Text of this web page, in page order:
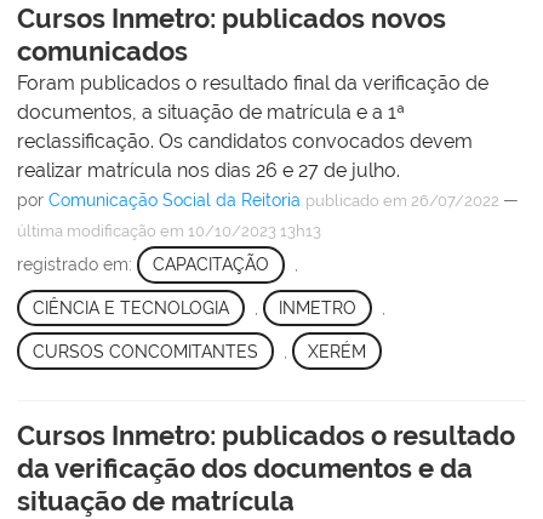
Cursos Inmetro: publicados novos
comunicados
Foram publicados o resultado final da verificação de
documentos, a situação de matrícula e a 1ª
reclassificação. Os candidatos convocados devem
realizar matrícula nos dias 26 e 27 de julho.
por Comunicação Social da Reitoria publicado em 26/07/2022 —
última modificação em 10/10/2023 13h13
registrado em: CAPACITAÇÃO ,
CIÊNCIA E TECNOLOGIA INMETRO
CURSOS CONCOMITANTES XERÉM
Cursos Inmetro: publicados o resultado
da verificação dos documentos e da
situação de matrícula